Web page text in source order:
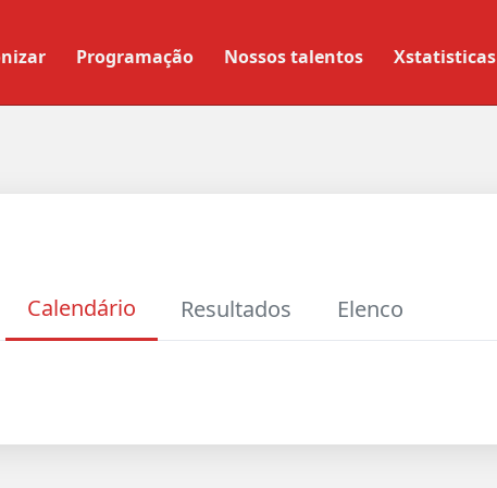
Programação Nossos talentos Xstatisticas
Calendário Resultados Elenco